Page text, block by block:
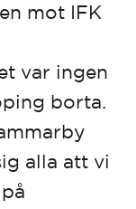
mot IFK
var ingen
borta.
alla att vi